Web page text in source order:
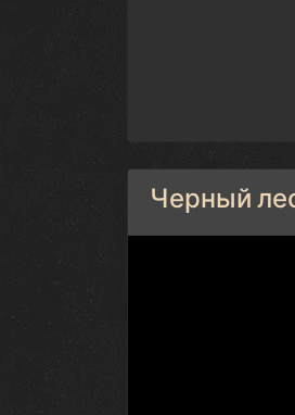
Черный